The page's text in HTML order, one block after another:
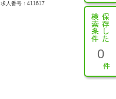
0
求人番号：411617